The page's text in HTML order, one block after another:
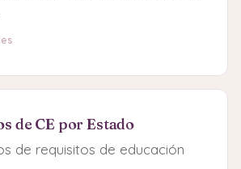
de CE por Estado
de requisitos de educación